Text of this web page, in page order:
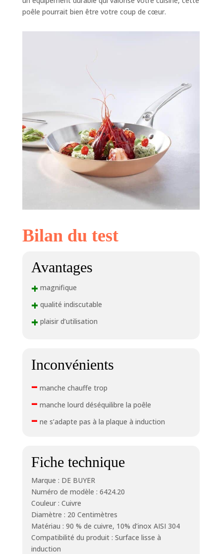
poêle pourrait bien être votre coup de cœur.
Bilan du test
Avantages
+ magnifique
+ qualité indiscutable
+ plaisir d’utilisation
Inconvénients
– manche chauffe trop
– manche lourd déséquilibre la poêle
– ne s’adapte pas à la plaque à induction
Fiche technique
Marque : DE BUYER
Numéro de modèle : 6424.20
Couleur : Cuivre
Diamètre : 20 Centimètres
Matériau : 90 % de cuivre, 10% d’inox AISI 304
Compatibilité du produit : Surface lisse à
induction